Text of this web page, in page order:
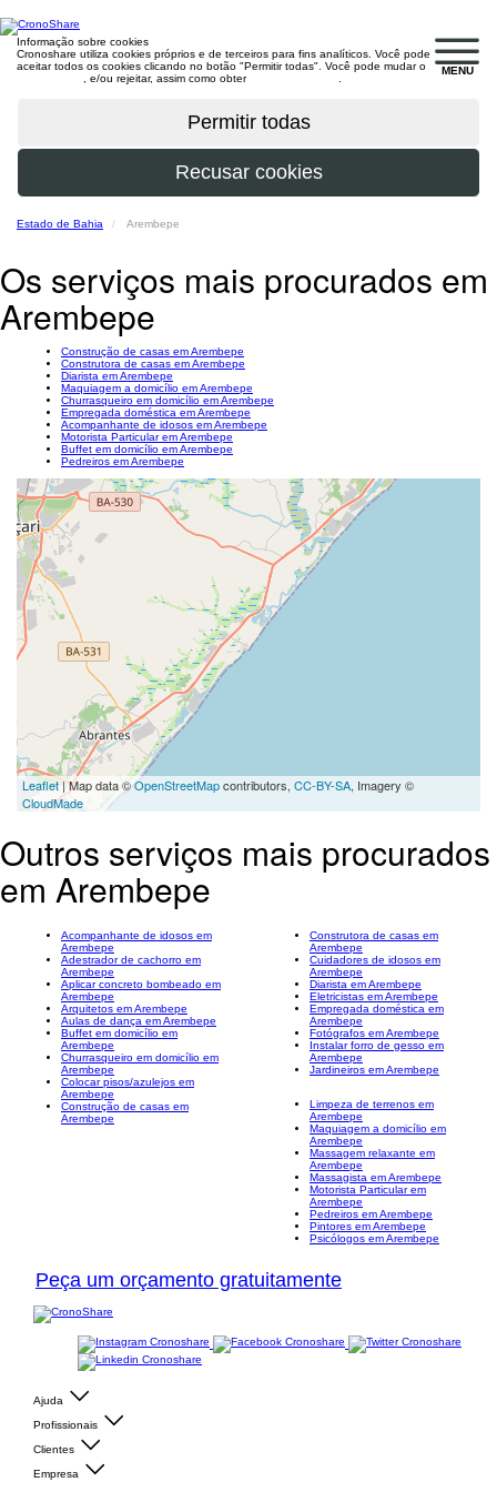
MENU
Informação sobre cookies
Cronoshare utiliza cookies próprios e de terceiros para fins analíticos. Você pode
aceitar todos os cookies clicando no botão "Permitir todas". Você pode mudar o
, e/ou rejeitar, assim como obter
Estado de Bahia Arembepe
Os serviços mais procurados em
Arembepe
Construção de casas em Arembepe
Construtora de casas em Arembepe
Diarista em Arembepe
Maquiagem a domicílio em Arembepe
Churrasqueiro em domicílio em Arembepe
Empregada doméstica em Arembepe
Acompanhante de idosos em Arembepe
Motorista Particular em Arembepe
Buffet em domicílio em Arembepe
Pedreiros em Arembepe
Leaflet| Map data ©OpenStreetMapcontributors, CC-BY-SA, Imagery ©
CloudMade
Outros serviços mais procurados
em Arembepe
Acompanhante de idosos em
Arembepe
Adestrador de cachorro em
Arembepe
Aplicar concreto bombeado em
Arembepe
Arquitetos em Arembepe
Aulas de dança em Arembepe
Buffet em domicílio em
Arembepe
Churrasqueiro em domicílio em
Arembepe
Colocar pisos/azulejos em
Arembepe
Construção de casas em
Arembepe
Construtora de casas em
Arembepe
Cuidadores de idosos em
Arembepe
Diarista em Arembepe
Eletricistas em Arembepe
Empregada doméstica em
Arembepe
Fotógrafos em Arembepe
Instalar forro de gesso em
Arembepe
Jardineiros em Arembepe
Limpeza de terrenos em
Arembepe
Maquiagem a domicílio em
Arembepe
Massagem relaxante em
Arembepe
Massagista em Arembepe
Motorista Particular em
Arembepe
Pedreiros em Arembepe
Pintores em Arembepe
Psicólogos em Arembepe
Peça um orçamento gratuitamente
Ajuda
Profissionais
Clientes
Empresa